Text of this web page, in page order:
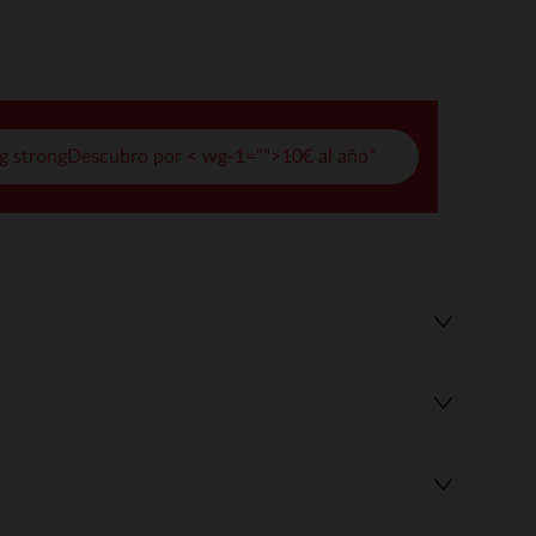
strongDescubro por < wg-1="">10€ al año*